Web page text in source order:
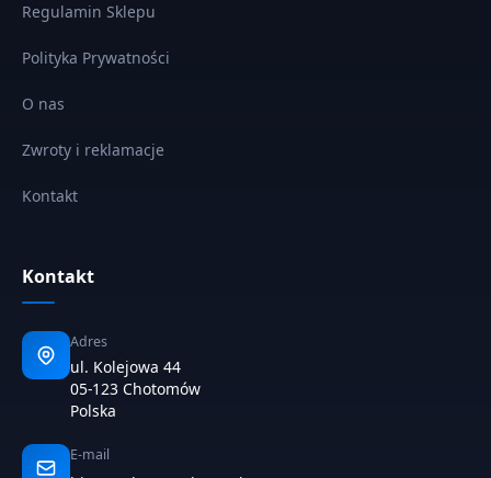
Regulamin Sklepu
Polityka Prywatności
O nas
Zwroty i reklamacje
Kontakt
Kontakt
Adres
ul. Kolejowa 44
05-123 Chotomów
Polska
E-mail